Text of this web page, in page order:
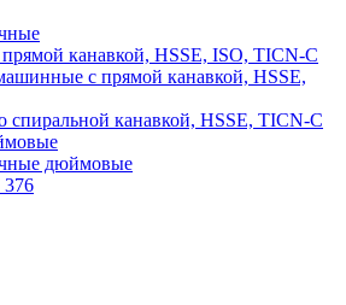
канавкой, HSSE, ISO, TICN-C
с прямой канавкой, HSSE,
канавкой, HSSE, TICN-C
дюймовые